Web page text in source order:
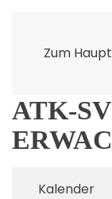
Zum
ATK-
Kalender